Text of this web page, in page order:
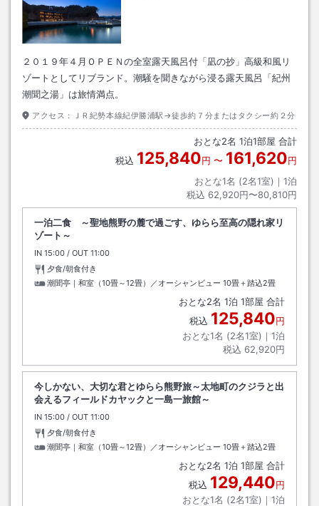
２０１９年４月ＯＰＥＮの全室露天風呂付「凪の抄」高級和風リ
ゾートとしてリブランド。潮騒を聞きながら浸る露天風呂「紀州
潮聞之湯」は旅情満点。
アクセス： ＪＲ紀勢本線紀伊勝浦駅→徒歩約７分またはタクシー約２分
おとな2名 1泊1部屋 合計
税込 125,840円 〜 161,620円
おとな1名 (2名1室)｜ 1泊
税込 62,920円〜80,810円
一泊二食 ～聖地熊野の麓で過ごす、ゆらら至高の隠れ家リ
ゾート～
IN チェックイン
15:00 / OUT チェックアウト
11:00
夕食/朝食付き
潮聞亭｜和室（10畳～12畳）／オーシャンビュー 10畳＋踏込2畳
おとな2名 1泊 1部屋 合計
税込 125,840円
おとな1名 (2名1室)｜ 1泊
税込 62,920円
今しかない、大切な君とゆらら熊野旅～太地町のクジラと出
会えるフィールドカヤックと一島一旅館～
IN チェックイン
15:00 / OUT チェックアウト
11:00
夕食/朝食付き
潮聞亭｜和室（10畳～12畳）／オーシャンビュー 10畳＋踏込2畳
おとな2名 1泊 1部屋 合計
税込 129,440円
おとな1名 (2名1室)｜ 1泊